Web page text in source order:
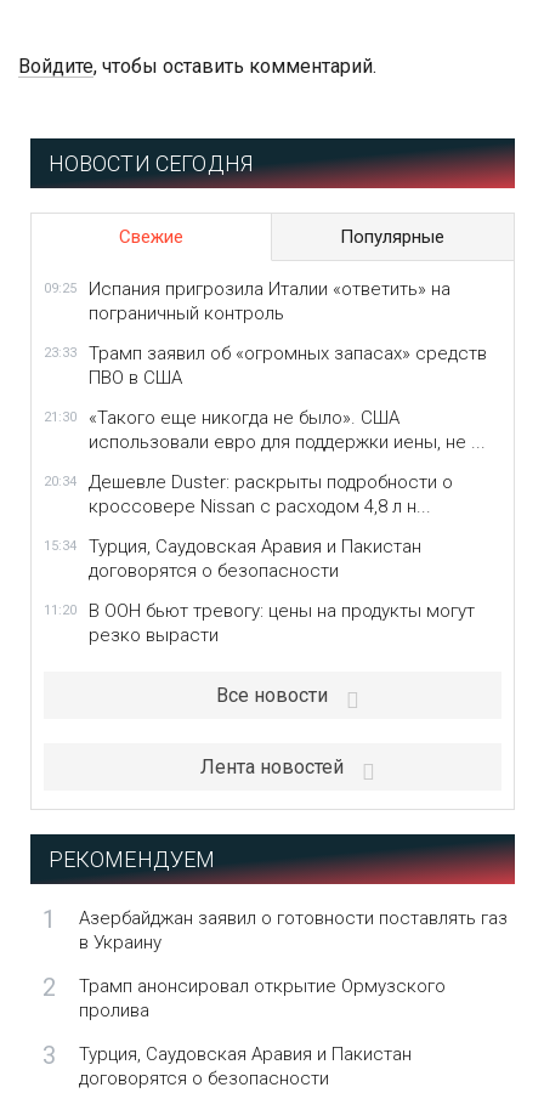
Войдите, чтобы оставить комментарий.
НОВОСТИ СЕГОДНЯ
Свежие Популярные
09:25
Испания пригрозила Италии «ответить» на
пограничный контроль
23:33
Трамп заявил об «огромных запасах» средств
ПВО в США
21:30
«Такого еще никогда не было». США
использовали евро для поддержки иены, не ...
20:34
Дешевле Duster: раскрыты подробности о
кроссовере Nissan с расходом 4,8 л н...
15:34
Турция, Саудовская Аравия и Пакистан
договорятся о безопасности
11:20
В ООН бьют тревогу: цены на продукты могут
резко вырасти
Все новости
Лента новостей
РЕКОМЕНДУЕМ
1
Азербайджан заявил о готовности поставлять газ
в Украину
2
Трамп анонсировал открытие Ормузского
пролива
3
Турция, Саудовская Аравия и Пакистан
договорятся о безопасности